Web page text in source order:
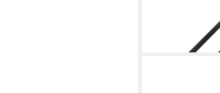
Magnethalter
mit starkem
in 3-4 Werktagen bei dir